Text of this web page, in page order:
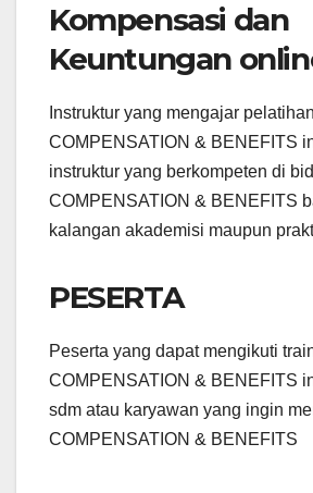
Kompensasi dan
Keuntungan
Instruktur yang mengajar pelatihan
COMPENSATION & BENEFITS
instruktur yang berkompeten di
COMPENSATION & BENEFITS
kalangan akademisi maupun
PESERTA
Peserta yang dapat mengikuti
COMPENSATION & BENEFITS
sdm atau karyawan yang ingin
COMPENSATION & BENEFITS